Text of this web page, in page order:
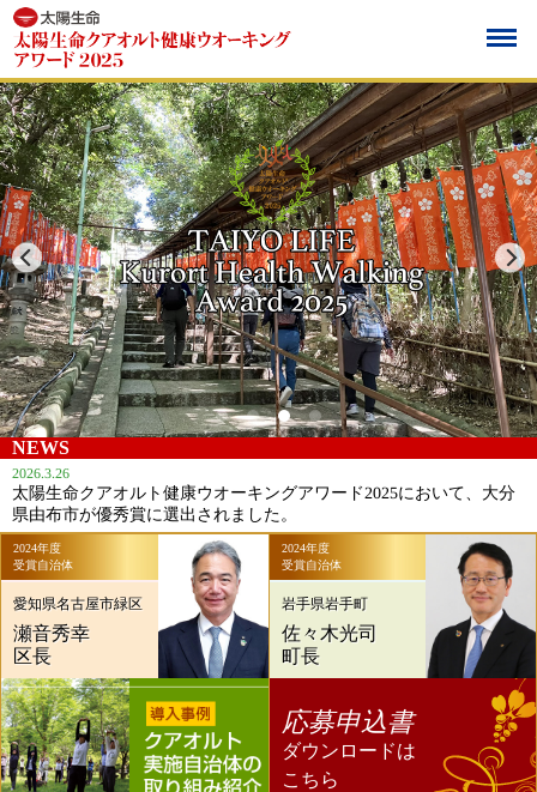
NEWS
2026.3.26
太陽生命クアオルト健康ウオーキングアワード2025において、大分
県由布市が優秀賞に選出されました。
2024年度
受賞自治体
愛知県名古屋市緑区
瀬音秀幸
区長
2024年度
受賞自治体
岩手県岩手町
佐々木光司
町長
応募申込書
ダウンロードは
こちら